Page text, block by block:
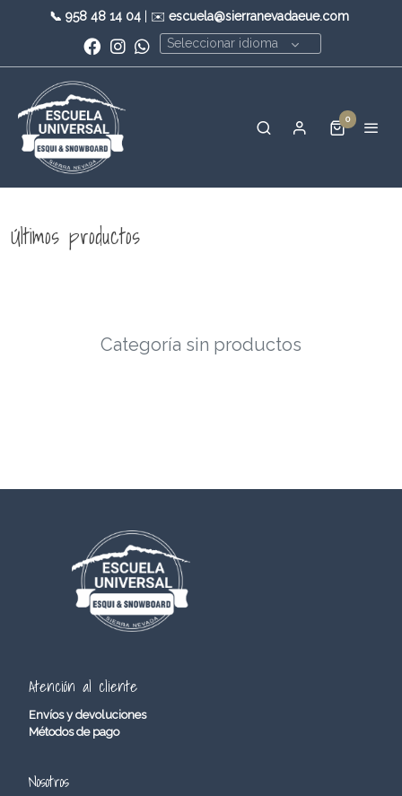
📞 958 48 14 04 | ✉️ escuela@sierranevadaeue.com
Seleccionar idioma
0
Últimos productos
Categoría sin productos
Atención al cliente
Envíos y devoluciones
Métodos de pago
Nosotros